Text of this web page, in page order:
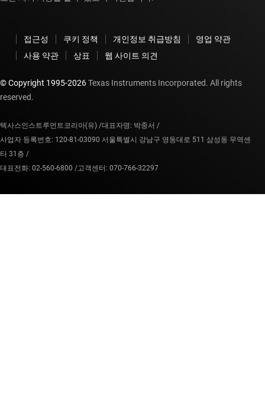
접근성 쿠키 정책 개인정보 취급방침
영업 약관
사용 약관
상표 웹 사이트 의견
© Copyright 1995-2026Texas Instruments Incorporated. All rights
reserved.
텍사스인스트루먼트코리아(유) /대표자명: 박중서 /
사업자 등록번호: 120-81-03090 서울특별시 강남구 영동대로 511 삼성동 무역센
타 31층 /
대표전화: 02-560-6800 /고객센터: 070-766-32297